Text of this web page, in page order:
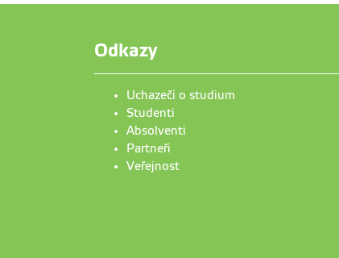
Odkazy
Uchazeči o studium
Studenti
Absolventi
Partneři
Veřejnost